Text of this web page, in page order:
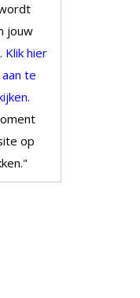
jouw
Klik hier
te
op